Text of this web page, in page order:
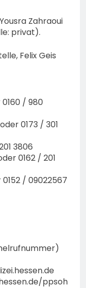
Zahraoui
privat).
Felix Geis
/ 980
0173 / 301
3806
0162 / 201
/ 09022567
ppsoh